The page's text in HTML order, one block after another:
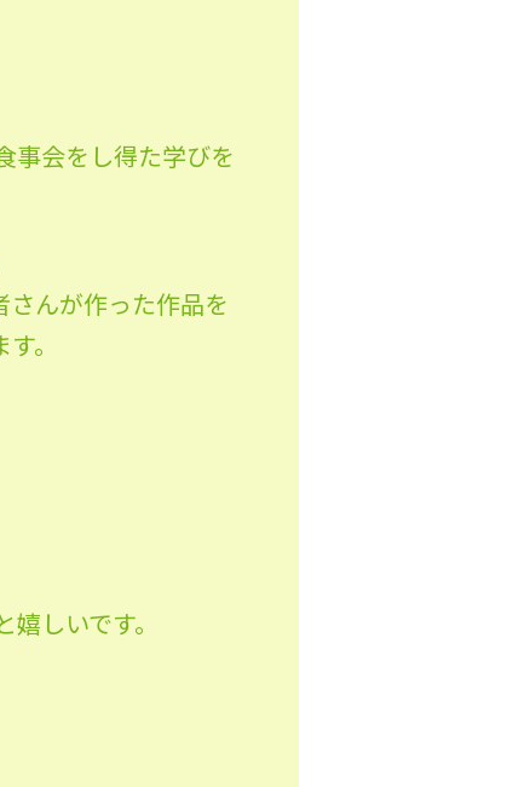
事会をし得た学びを
んが作った作品を
。
しいです。